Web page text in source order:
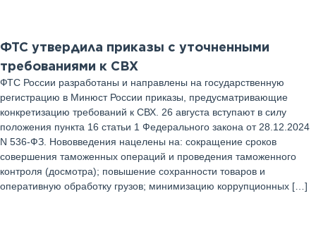
ФТС утвердила приказы с уточненными
требованиями к СВХ
ФТС России разработаны и направлены на государственную
регистрацию в Минюст России приказы, предусматривающие
конкретизацию требований к СВХ. 26 августа вступают в силу
положения пункта 16 статьи 1 Федерального закона от 28.12.2024
N 536-ФЗ. Нововведения нацелены на: сокращение сроков
совершения таможенных операций и проведения таможенного
контроля (досмотра); повышение сохранности товаров и
оперативную обработку грузов; минимизацию коррупционных […]